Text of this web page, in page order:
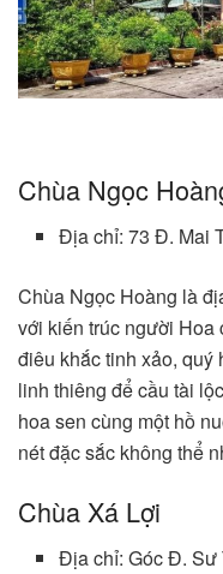
Chùa Ngọc
Địa chỉ: 73 Đ. Mai
Chùa Ngọc Hoàng là
với kiến trúc người
điêu khắc tinh xảo,
linh thiêng để cầu tài
hoa sen cùng một hồ
nét đặc sắc không thể
Chùa Xá Lợi
Địa chỉ: Góc Đ. Sư